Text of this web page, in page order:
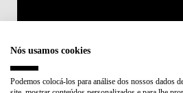
Nós usamos cookies
Podemos colocá-los para análise dos nossos dados